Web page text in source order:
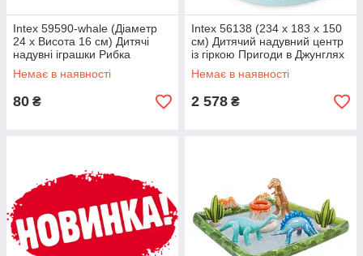
Intex 59590-whale (Діаметр
24 x Висота 16 см) Дитячі
надувні іграшки Рибка
Немає в наявності
80 ₴
Intex 56138 (234 x 183 x 150
см) Дитячий надувний центр
із гіркою Пригоди в Джунглях
Немає в наявності
2 578 ₴